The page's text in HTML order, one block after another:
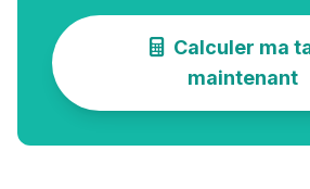
Calculer ma
maintenant